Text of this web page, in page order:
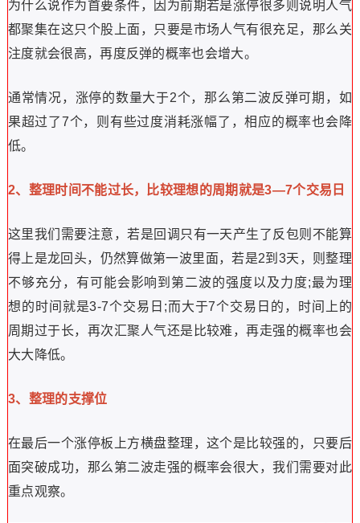
为什么说作为首要条件，因为前期若是涨停很多则说明人气
都聚集在这只个股上面，只要是市场人气有很充足，那么关
注度就会很高，再度反弹的概率也会增大。
通常情况，涨停的数量大于2个，那么第二波反弹可期，如
果超过了7个，则有些过度消耗涨幅了，相应的概率也会降
低。
2、整理时间不能过长，比较理想的周期就是3—7个交易日
这里我们需要注意，若是回调只有一天产生了反包则不能算
得上是龙回头，仍然算做第一波里面，若是2到3天，则整理
不够充分，有可能会影响到第二波的强度以及力度;最为理
想的时间就是3-7个交易日;而大于7个交易日的，时间上的
周期过于长，再次汇聚人气还是比较难，再走强的概率也会
大大降低。
3、整理的支撑位
在最后一个涨停板上方横盘整理，这个是比较强的，只要后
面突破成功，那么第二波走强的概率会很大，我们需要对此
重点观察。